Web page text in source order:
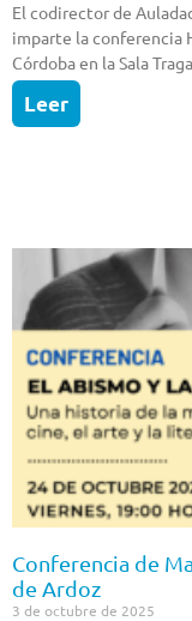
El codirector de
imparte la conferencia
Córdoba en la Sala
Leer
Conferencia de
de Ardoz
3 de octubre de 2025